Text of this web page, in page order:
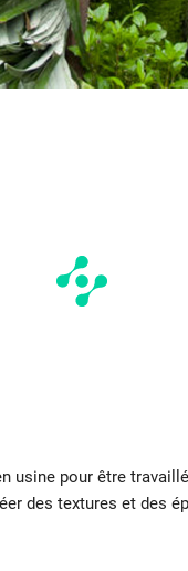
usine pour être
des textures et des